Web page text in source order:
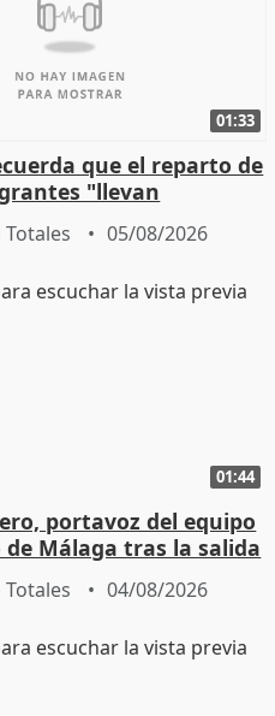
01:33
que el reparto de
"llevan
Gobierno" central
05/08/2026
01:44
portavoz del equipo
de Málaga tras la salida
04/08/2026